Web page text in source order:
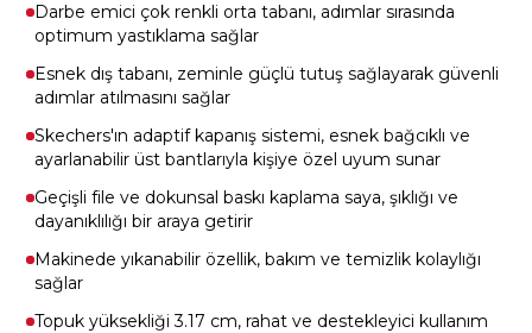
Darbe emici çok renkli orta tabanı, adımlar sırasında
optimum yastıklama sağlar
Esnek dış tabanı, zeminle güçlü tutuş sağlayarak güvenli
adımlar atılmasını sağlar
Skechers'ın adaptif kapanış sistemi, esnek bağcıklı ve
ayarlanabilir üst bantlarıyla kişiye özel uyum sunar
Geçişli file ve dokunsal baskı kaplama saya, şıklığı ve
dayanıklılığı bir araya getirir
Makinede yıkanabilir özellik, bakım ve temizlik kolaylığı
sağlar
Topuk yüksekliği 3.17 cm, rahat ve destekleyici kullanım